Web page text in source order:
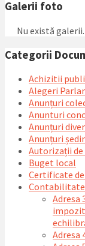
Galerii foto
Nu există galerii.
Categorii
Achizitii
Alegeri
Anunțuri
Anunturi
Anunțuri
Anunțuri
Autorizații
Buget local
Certificate
Contabilitate
Adresa
Adresa